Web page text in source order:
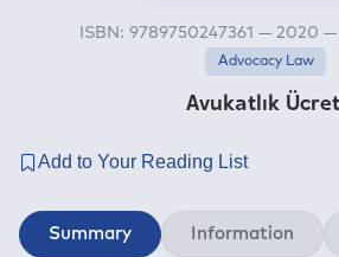
Avukatlık
ISBN: 9789750247361 — 2020
Advocacy Law
Summary Information